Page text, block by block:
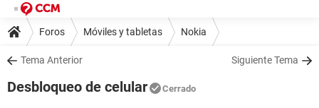
Foros Móviles y tabletas Nokia
Tema Anterior Siguiente Tema
Desbloqueo de celular Cerrado